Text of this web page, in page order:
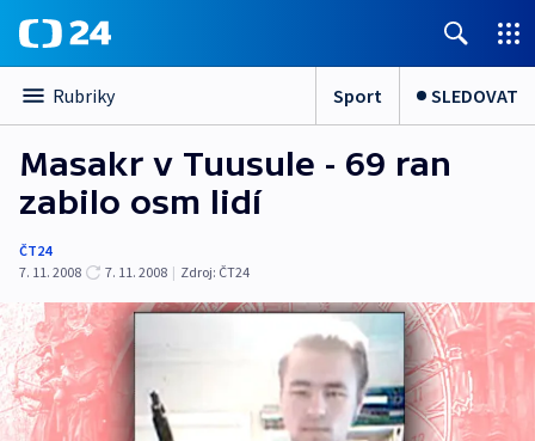
Rubriky Sport SLEDOVAT
Masakr v Tuusule - 69 ran
zabilo osm lidí
ČT24
7. 11. 2008
7. 11. 2008 | Zdroj: ČT24